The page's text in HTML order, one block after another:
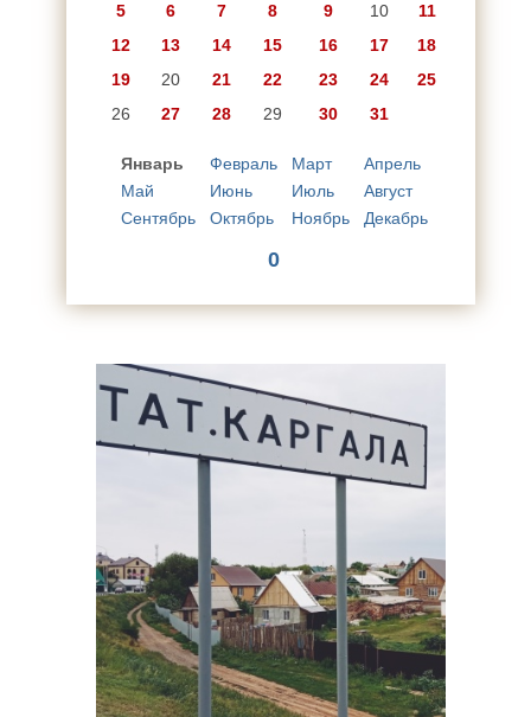
5
6 7 8 9 10
11
12
13 14 15 16 17
18
19
20 21 22 23 24
25
26
27 28 29 30 31
Январь Февраль Март
Апрель
Май
Июнь Июль
Август
Сентябрь
Октябрь Ноябрь Декабрь
0